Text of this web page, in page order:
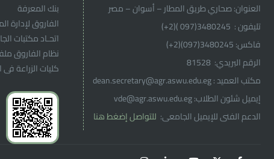
العنوان: صحاري طريق المطار – أسوان – مصر
تليفون : 3480245(097 )(2
+
)
فاكس: 3480245(097)(2
+
)
الرقم البريدي: 81528
مكتب العميد : dean.secretary@agr.aswu.edu.eg
إيميل شئون الطلاب: vde@agr.aswu.edu.eg
الدعم الفنى للإيميل الجامعى: للتواصل إضغط هنا
بنك المعرفة
الفاروق ﻹدارة
اتحـاد مكتبات
نظام الفاروق
كليات الزراعة